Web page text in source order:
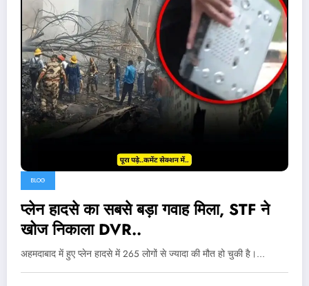
BLOG
प्लेन हादसे का सबसे बड़ा गवाह मिला, STF ने
खोज निकाला DVR..
अहमदाबाद में हुए प्लेन हादसे में 265 लोगों से ज्यादा की मौत हो चुकी है।…